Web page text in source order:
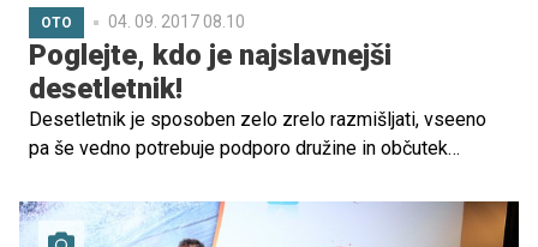
OTO 04. 09. 2017 08.10
Poglejte, kdo je najslavnejši
desetletnik!
Desetletnik je sposoben zelo zrelo razmišljati, vseeno
pa še vedno potrebuje podporo družine in občutek
desetletnik, ki je kos vsem težavam sam. Res pa je, da
se spreminja v velike in mogočne pošati. Že veste, o kom